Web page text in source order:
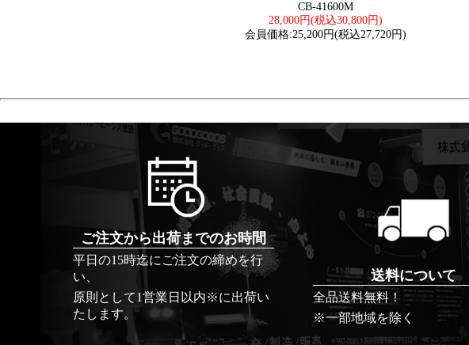
CB-41600M
28,000円(税込30,800円)
会員価格:25,200円(税込27,720円)
ご注文から出荷までのお時間
平日の15時迄にご注文の締めを行
い、
原則として1営業日以内※に出荷い
たします。
送料について
全品送料無料！
※一部地域を除く